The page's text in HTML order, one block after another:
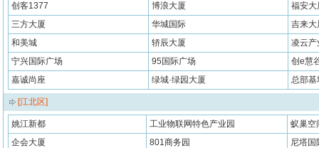
创客1377
博浪大厦
福安大
三方大厦
华城国际
吉来大
和美城
轿辰大厦
凌云产
宁兴国际广场
95国际广场
创e慧
嘉诚尚座
绿城·绿园大厦 总部基
[江北区]
姚江新都 工业物联网特色产业园
蚁巢
企会大厦
801商务园
尼塔国